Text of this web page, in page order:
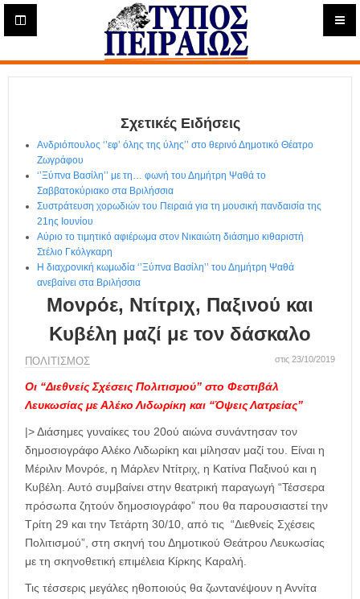
Η
ε
ρ
Σχετικές Ειδήσεις
Ανδριόπουλος ‘’εφ’ όλης της ύλης’’ στο θερινό Δημοτικό Θέατρο
Ζωγράφου
‘’Ξύπνα Βασίλη’’ με τη… φωνή του Δημήτρη Ψαθά το
Σαββατοκύριακο στα Βριλήσσια
Συστράτευση χορωδιών του Πειραιά για τη μουσική πανδαισία της
21ης Ιουνίου
Αύριο το τιμητικό αφιέρωμα στον Νικαιώτη διάσημο κιθαριστή
Στέλιο Γκόλγκαρη
Η διαχρονική κωμωδία ‘’Ξύπνα Βασίλη’’ του Δημήτρη Ψαθά
ανεβαίνει στα Βριλήσσια
Μονρόε, Ντίτριχ, Παξινού και
Κυβέλη μαζί με τον δάσκαλο
ΠΟΛΙΤΙΣΜΟΣ στις 23/10/2019
Οι “Διεθνείς Σχέσεις Πολιτισμού” στο Φεστιβάλ
Λευκωσίας με Αλέκο Λιδωρίκη και “Όψεις Λατρείας”
|> Διάσημες γυναίκες του 20ού αιώνα συνάντησαν τον
δημοσιογράφο Αλέκο Λιδωρίκη και μίλησαν μαζί του. Είναι η
Μέριλιν Μονρόε, η Μάρλεν Ντίτριχ, η Κατίνα Παξινού και η
Κυβέλη. Αυτό συμβαίνει στην θεατρική παραγωγή “Τέσσερα
πρόσωπα ζητούν δημοσιογράφο” που θα παρουσιαστεί την
Τρίτη 29 και την Τετάρτη 30/10, από τις “Διεθνείς Σχέσεις
Πολιτισμού”, στη σκηνή του Δημοτικού Θεάτρου Λευκωσίας
με τη σκηνοθετική επιμέλεια Κίρκης Καραλή.
Τις τέσσερις μεγάλες ηθοποιούς θα ζωντανέψουν η Αννίτα